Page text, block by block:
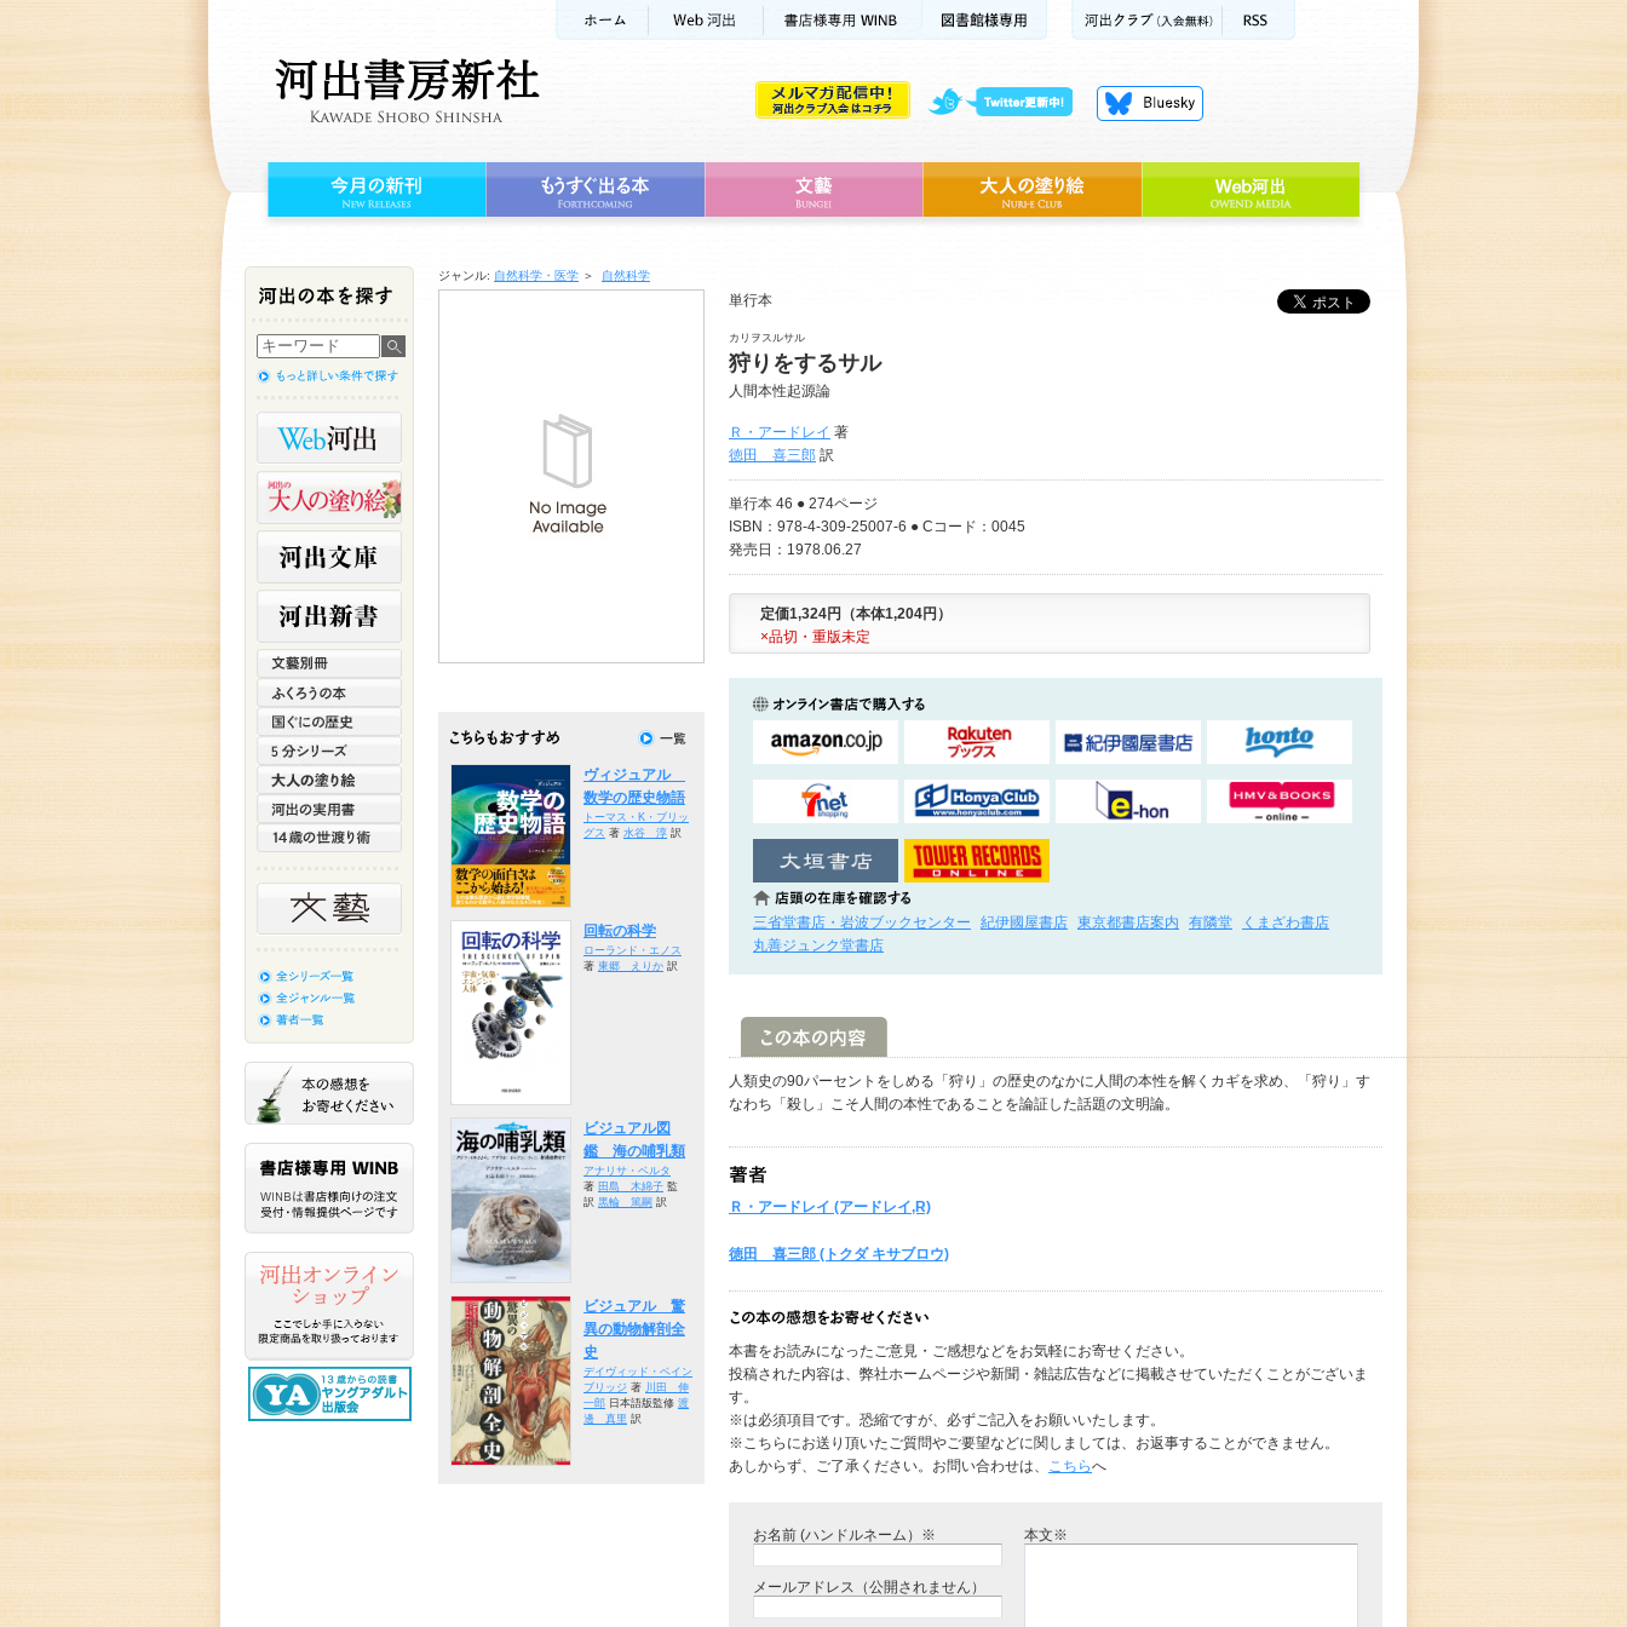
ジャンル: 自然科学・医学 ＞ 自然科学
単行本
カリヲスルサル
狩りをするサル
人間本性起源論
Ｒ・アードレイ 著
徳田 喜三郎 訳
単行本 46 ● 274ページ
ISBN：978-4-309-25007-6 ● Cコード：0045
発売日：1978.06.27
定価1,324円（本体1,204円）
×品切・重版未定
三省堂書店・岩波ブックセンター 紀伊國屋書店 東京都書店案内 有隣堂
くまざわ書店
丸善ジュンク堂書店
人類史の90パーセントをしめる「狩り」の歴史のなかに人間の本性を解くカギを求め、「狩り」す
なわち「殺し」こそ人間の本性であることを論証した話題の文明論。
Ｒ・アードレイ (アードレイ,R)
徳田 喜三郎 (トクダ キサブロウ)
本書をお読みになったご意見・ご感想などをお気軽にお寄せください。
投稿された内容は、弊社ホームページや新聞・雑誌広告などに掲載させていただくことがございま
す。
※は必須項目です。恐縮ですが、必ずご記入をお願いいたします。
※こちらにお送り頂いたご質問やご要望などに関しましては、お返事することができません。
あしからず、ご了承ください。お問い合わせは、 こちらへ
お名前 (ハンドルネーム）※
メールアドレス（公開されません）
本文※
ヴィジュアル
数学の歴史物語
トーマス・K・ブリッ
グス 著 水谷 淳 訳
回転の科学
ローランド・エノス
著 東郷 えりか 訳
ビジュアル図
鑑 海の哺乳類
アナリサ・ベルタ
著 田島 木綿子 監
訳 黒輪 篤嗣 訳
ビジュアル 驚
異の動物解剖全
史
デイヴィッド・ベイン
ブリッジ 著
川田 伸
一郎 日本語版監修 渡
邊 真里 訳